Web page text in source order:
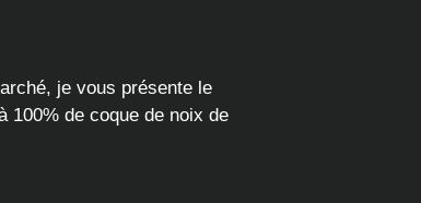
je vous présente le
100% de coque de noix de